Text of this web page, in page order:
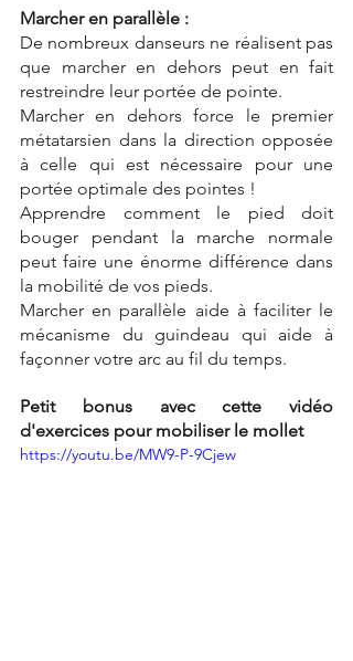
Marcher en parallèle :
De nombreux danseurs ne réalisent pas
que marcher en dehors peut en fait
restreindre leur portée de pointe.
Marcher en dehors force le premier
métatarsien dans la direction opposée
à celle qui est nécessaire pour une
portée optimale des pointes !
Apprendre comment le pied doit
bouger pendant la marche normale
peut faire une énorme différence dans
la mobilité de vos pieds.
Marcher en parallèle aide à faciliter le
mécanisme du guindeau qui aide à
façonner votre arc au fil du temps.
Petit bonus avec cette vidéo
d'exercices pour mobiliser le mollet
https://youtu.be/MW9-P-9Cjew